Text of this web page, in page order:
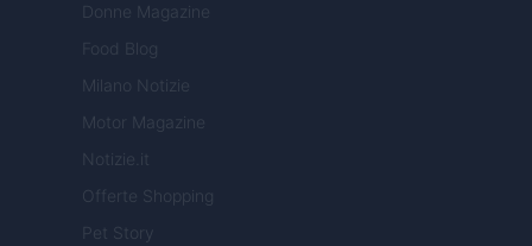
Donne Magazine
Food Blog
Milano Notizie
Motor Magazine
Notizie.it
Offerte Shopping
Pet Story